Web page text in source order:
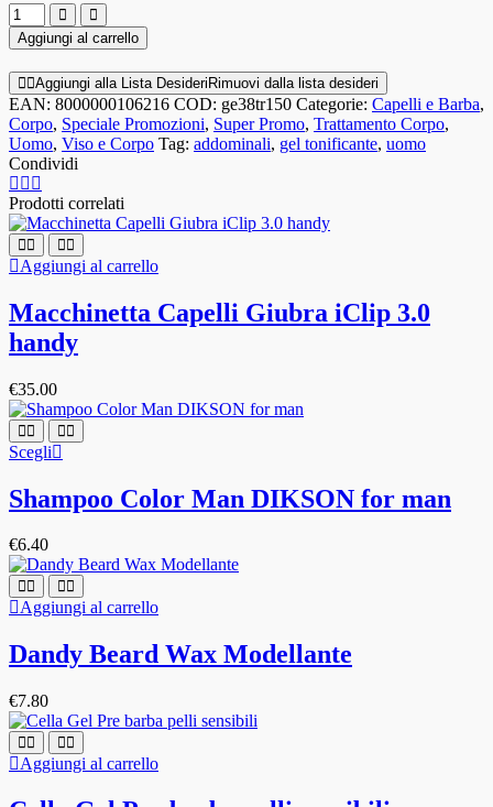
€27.50.
Physio
Natura
Gel
addominali
MAN
VIVEUR
150ml
quantità
Aggiungi al carrello
Aggiungi alla Lista Desideri Rimuovi dalla lista desideri
EAN: 8000000106216 COD: ge38tr150 Categorie: Capelli e Barba,
Corpo, Speciale Promozioni, Super Promo, Trattamento Corpo,
Uomo, Viso e Corpo Tag: addominali, gel tonificante, uomo
Condividi
Prodotti correlati
Aggiungi al carrello
Macchinetta Capelli Giubra iClip 3.0
handy
€35.00
Scegli
più
opzioni
possono
essere
nella
pagina
Shampoo Color Man DIKSON for man
€6.40
Aggiungi al carrello
Dandy Beard Wax Modellante
€7.80
Aggiungi al carrello